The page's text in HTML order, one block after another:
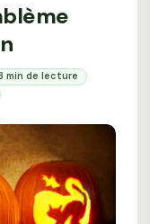
min de lecture